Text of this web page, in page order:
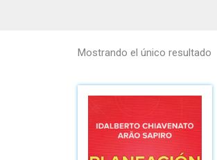
Mostrando el único resultado